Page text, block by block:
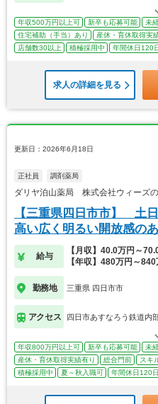
年収500万円以上可 新卒も応募可能 未
住宅補助（手当）あり
産休・育休取得実
店舗数30以上
積極採用中 年間休日120
求人の詳細を見る
更新日：2026年6月18日
正社員 調剤薬局
ダリヤ泊山薬局 株式会社ウィーズ
【三重県四日市市】 土
高い広く明るい開放感の
給与
【月収】40.0万円～
【年収】480万円～840
勤務地 三重県 四日市市
アクセス 四日市あすなろう鉄道内
年収800万円以上可 新卒も応募可能 未
産休・育休取得実績有り
総合門前 スキ
積極採用中
夏～秋入職可 年間休日120